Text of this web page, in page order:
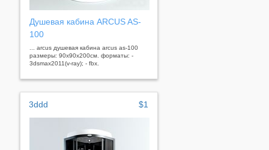
Душевая кабина ARCUS AS-
100
... arcus душевая кабина arcus as-100
размеры: 90x90x200см. форматы: -
3dsmax2011(v-ray); - fbx.
3ddd $1